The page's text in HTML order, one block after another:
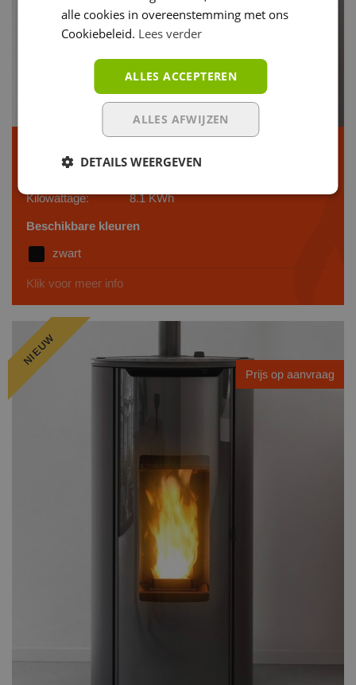
Kilowattage:
8.1 KWh
Beschikbare kleuren
zwart
Klik voor meer info
NIEUW
Prijs op aanvraag
alle cookies in overeenstemming met ons
Cookiebeleid. Lees verder
ALLES ACCEPTEREN
ALLES AFWIJZEN
DETAILS WEERGEVEN